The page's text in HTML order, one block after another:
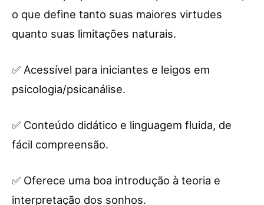
o que define tanto suas maiores virtudes
quanto suas limitações naturais.
✅ Acessível para iniciantes e leigos em
psicologia/psicanálise.
✅ Conteúdo didático e linguagem fluida, de
fácil compreensão.
✅ Oferece uma boa introdução à teoria e
interpretação dos sonhos.